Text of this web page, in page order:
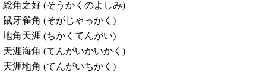
総角之好 (そうかくのよしみ)
鼠牙雀角 (そがじゃっかく)
地角天涯 (ちかくてんがい)
天涯海角 (てんがいかいかく)
天涯地角 (てんがいちかく)